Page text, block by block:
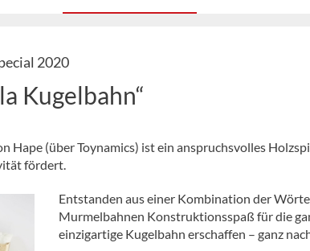
2020
Kugelbahn“
Hape (über Toynamics) ist ein anspruchsvolles
fördert.
Entstanden aus einer Kombination der
Murmelbahnen Konstruktionsspaß für die
einzigartige Kugelbahn erschaffen – ganz